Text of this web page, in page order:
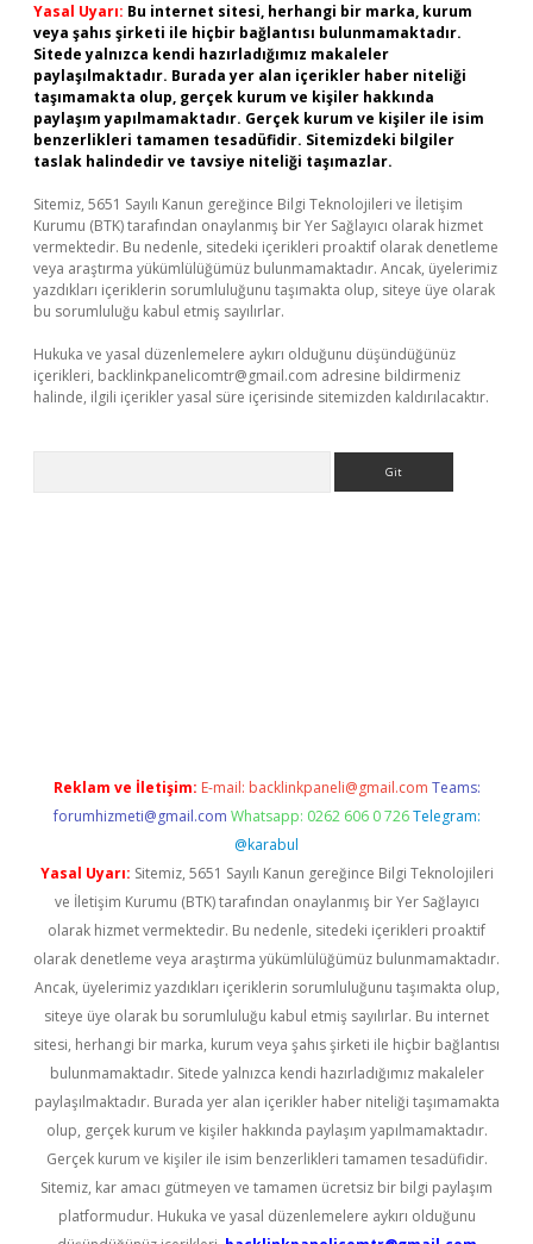
Yasal Uyarı: Bu internet sitesi, herhangi bir marka, kurum
veya şahıs şirketi ile hiçbir bağlantısı bulunmamaktadır.
Sitede yalnızca kendi hazırladığımız makaleler
paylaşılmaktadır. Burada yer alan içerikler haber niteliği
taşımamakta olup, gerçek kurum ve kişiler hakkında
paylaşım yapılmamaktadır. Gerçek kurum ve kişiler ile isim
benzerlikleri tamamen tesadüfidir. Sitemizdeki bilgiler
taslak halindedir ve tavsiye niteliği taşımazlar.
Sitemiz, 5651 Sayılı Kanun gereğince Bilgi Teknolojileri ve İletişim
Kurumu (BTK) tarafından onaylanmış bir Yer Sağlayıcı olarak hizmet
vermektedir. Bu nedenle, sitedeki içerikleri proaktif olarak denetleme
veya araştırma yükümlülüğümüz bulunmamaktadır. Ancak, üyelerimiz
yazdıkları içeriklerin sorumluluğunu taşımakta olup, siteye üye olarak
bu sorumluluğu kabul etmiş sayılırlar.
Hukuka ve yasal düzenlemelere aykırı olduğunu düşündüğünüz
içerikleri, backlinkpanelicomtr@gmail.com adresine bildirmeniz
halinde, ilgili içerikler yasal süre içerisinde sitemizden kaldırılacaktır.
Reklam ve İletişim: E-mail: backlinkpaneli@gmail.com Teams:
forumhizmeti@gmail.com Whatsapp: 0262 606 0 726 Telegram:
@karabul
Yasal Uyarı: Sitemiz, 5651 Sayılı Kanun gereğince Bilgi Teknolojileri
ve İletişim Kurumu (BTK) tarafından onaylanmış bir Yer Sağlayıcı
olarak hizmet vermektedir. Bu nedenle, sitedeki içerikleri proaktif
olarak denetleme veya araştırma yükümlülüğümüz bulunmamaktadır.
Ancak, üyelerimiz yazdıkları içeriklerin sorumluluğunu taşımakta olup,
siteye üye olarak bu sorumluluğu kabul etmiş sayılırlar. Bu internet
sitesi, herhangi bir marka, kurum veya şahıs şirketi ile hiçbir bağlantısı
bulunmamaktadır. Sitede yalnızca kendi hazırladığımız makaleler
paylaşılmaktadır. Burada yer alan içerikler haber niteliği taşımamakta
olup, gerçek kurum ve kişiler hakkında paylaşım yapılmamaktadır.
Gerçek kurum ve kişiler ile isim benzerlikleri tamamen tesadüfidir.
Sitemiz, kar amacı gütmeyen ve tamamen ücretsiz bir bilgi paylaşım
platformudur. Hukuka ve yasal düzenlemelere aykırı olduğunu